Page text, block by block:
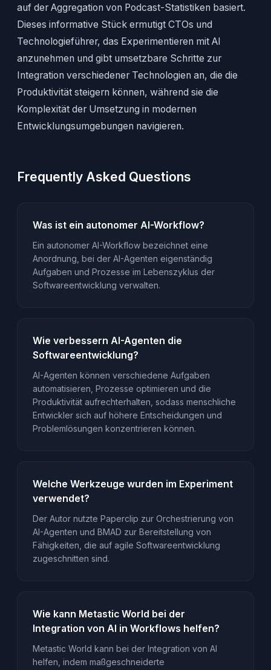
auf der Aggregation von Podcast-Statistiken basiert.
Dieses informative Stück ermutigt CTOs und
Technologieführer, das Experimentieren mit AI
anzunehmen und gibt umsetzbare Schritte zur
Integration verschiedener Technologien an, die die
Produktivität steigern können, während sie die
Komplexität der Umsetzung in modernen
Entwicklungsumgebungen navigieren.
Frequently Asked Questions
Was ist ein autonomer AI-Workflow?
Ein autonomer AI-Workflow bezeichnet eine
Anordnung, bei der AI-Agenten eigenständig
Aufgaben und Prozesse im Lebenszyklus der
Softwareentwicklung verwalten.
Wie verbessern AI-Agenten die
Softwareentwicklung?
AI-Agenten können verschiedene Aufgaben
automatisieren, Prozesse optimieren und die
Produktivität aufrechterhalten, sodass menschliche
Entwickler sich auf höhere Entscheidungen und
Problemlösungen konzentrieren können.
Welche Werkzeuge wurden im Experiment
verwendet?
Der Autor nutzte Paperclip zur Orchestrierung von
AI-Agenten und BMAD zur Bereitstellung von
Fähigkeiten, die auf agile Softwareentwicklung
zugeschnitten sind.
Wie kann Metastic World bei der
Integration von AI in Workflows helfen?
Metastic World kann bei der Integration von AI
helfen, indem maßgeschneiderte